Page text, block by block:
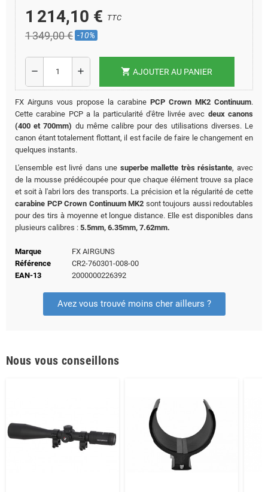
1 214,10 € TTC
1 349,00 € -10%
remove add shopping_cart AJOUTER AU PANIER
FX Airguns vous propose la carabine PCP Crown MK2 Continuum.
Cette carabine PCP a la particularité d'être livrée avec deux canons
(400 et 700mm) du même calibre pour des utilisations diverses. Le
canon étant totalement flottant, il est facile de faire le changement en
quelques instants.
L'ensemble est livré dans une superbe mallette très résistante, avec
de la mousse prédécoupée pour que chaque élément trouve sa place
et soit à l'abri lors des transports. La précision et la régularité de cette
carabine PCP Crown Continuum MK2 sont toujours aussi redoutables
pour des tirs à moyenne et longue distance. Elle est disponibles dans
plusieurs calibres : 5.5mm, 6.35mm, 7.62mm.
Marque
FX AIRGUNS
Référence
CR2-760301-008-00
EAN-13
2000000226392
Avez vous trouvé moins cher ailleurs ?
Nous vous conseillons